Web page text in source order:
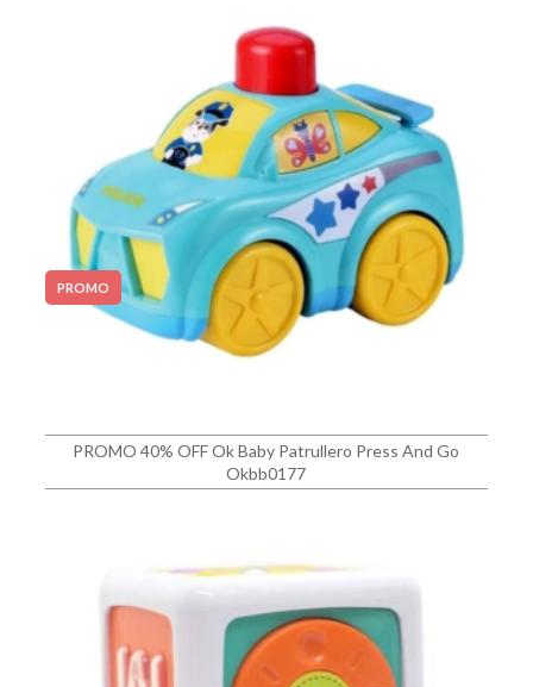
PROMO
PROMO 40% OFF Ok Baby Patrullero Press And Go
Okbb0177